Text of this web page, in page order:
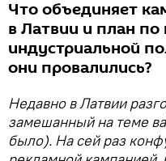
Что объединяет
в Латвии и план
индустриальной
они провалились?
Недавно в Латвии
замешанный на теме
было). На сей раз